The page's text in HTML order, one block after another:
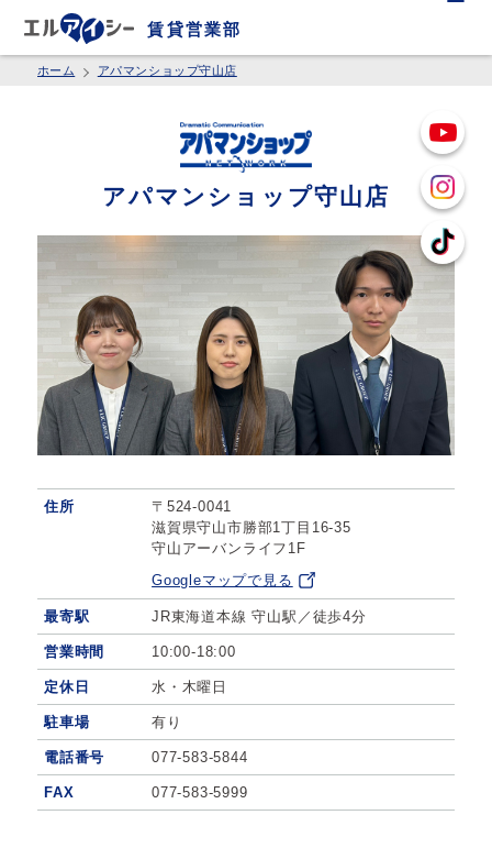
賃貸営業部
ホーム アパマンショップ守山店
アパマンショップ守山店
住所
〒524-0041
滋賀県守山市勝部1丁目16-35
守山アーバンライフ1F
Googleマップで見る
最寄駅 JR東海道本線 守山駅／徒歩4分
営業時間 10:00-18:00
定休日 水・木曜日
駐車場 有り
電話番号 077-583-5844
FAX 077-583-5999